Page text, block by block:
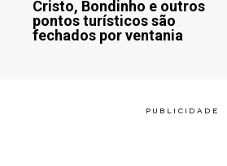
Cristo, Bondinho e outros
pontos turísticos são
fechados por ventania